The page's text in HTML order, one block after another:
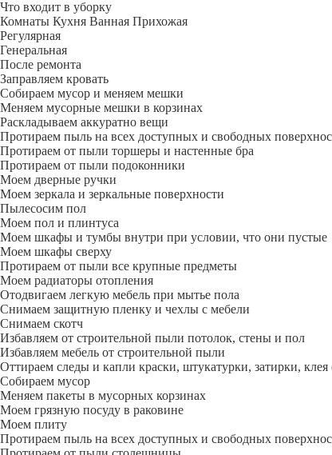
Что входит в уборку
Регу­лярная
Гене­ральная
После ремонта
Заправляем кровать
Собираем мусор и меняем мешки
Меняем мусорные мешки в корзинах
Раскладываем аккуратно вещи
Протираем пыль на всех доступных и свободных
Протираем от пыли торшеры и настенные бра
Протираем от пыли подоконники
Моем дверные ручки
Моем зеркала и зеркальные поверхности
Пылесосим пол
Моем пол и плинтуса
Моем шкафы и тумбы внутри при условии, что они пустые
Моем шкафы сверху
Протираем от пыли все крупные предметы
Моем радиаторы отопления
Отодвигаем легкую мебель при мытье пола
Снимаем защитную пленку и чехлы с мебели
Снимаем скотч
Избавляем от строительной пыли потолок, стены и пол
Избавляем мебель от строительной пыли
Оттираем следы и капли краски, штукатурки, затирки,
Собираем мусор
Меняем пакеты в мусорных корзинах
Моем грязную посуду в раковине
Моем плиту
Протираем пыль на всех доступных и свободных